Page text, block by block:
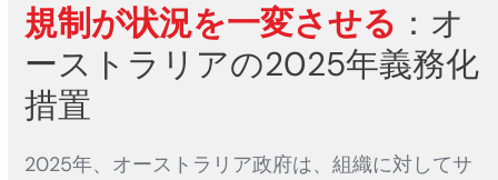
規制が状況を一変させる ：オ
ーストラリアの2025年義務化
措置
2025年、オーストラリア政府は、組織に対してサ